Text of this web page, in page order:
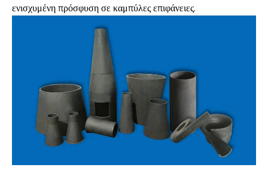
ενισχυμένη πρόσφυση σε καμπύλες επιφάνειες.